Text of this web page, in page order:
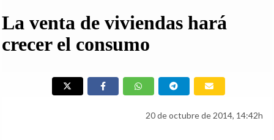
La venta de viviendas hará
crecer el consumo
20 de octubre de 2014, 14:42h